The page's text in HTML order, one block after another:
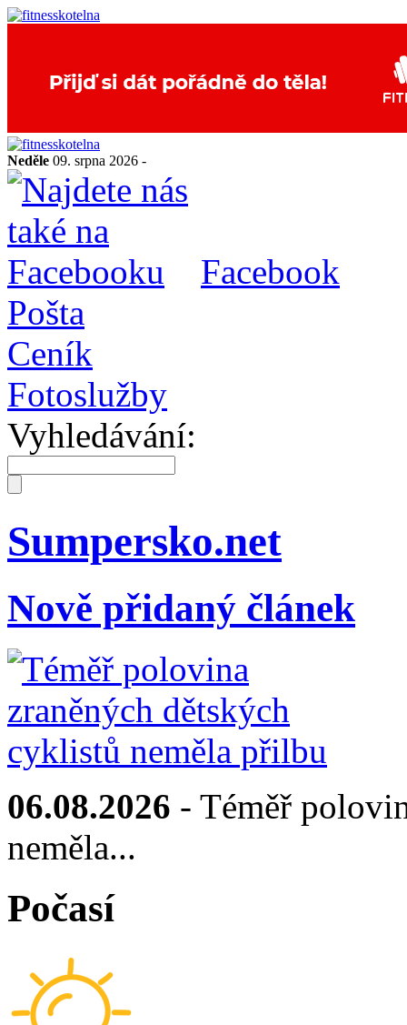
Neděle 09. srpna 2026 -
Facebook
Pošta
Ceník
Fotoslužby
Vyhledávání:
Sumpersko.net
Nově přidaný článek
06.08.2026 - Téměř
neměla...
Počasí